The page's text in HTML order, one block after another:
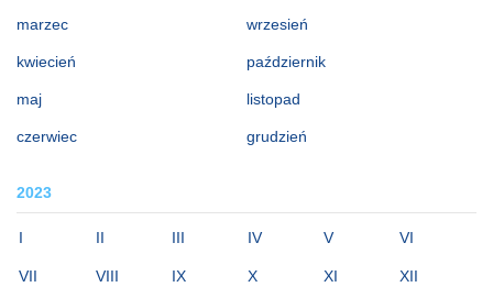
marzec
kwiecień
maj
czerwiec
wrzesień
październik
listopad
grudzień
2023
I II III IV V VI
VII VIII IX X XI XII